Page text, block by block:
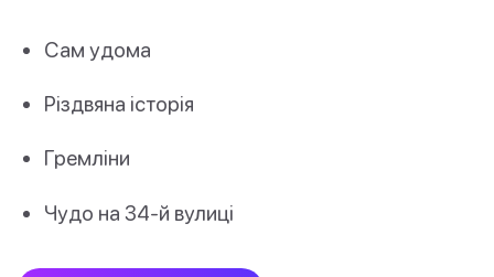
Сам удома
Різдвяна історія
Гремліни
Чудо на 34-й вулиці